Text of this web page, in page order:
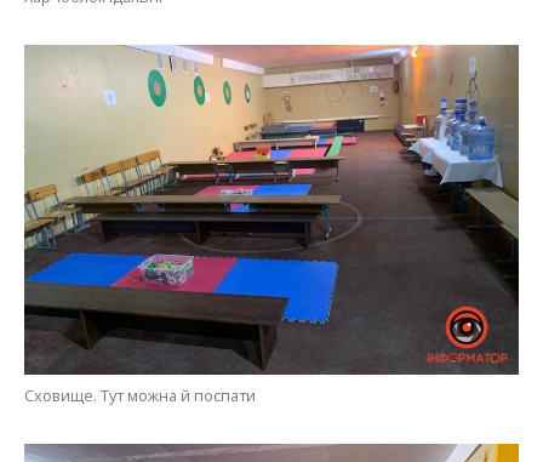
Сховище. Тут можна й поспати